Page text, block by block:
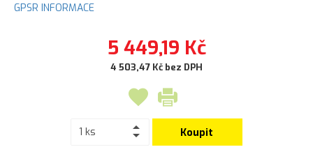
GPSR INFORMACE
5 449,19 Kč
4 503,47 Kč bez DPH
Koupit